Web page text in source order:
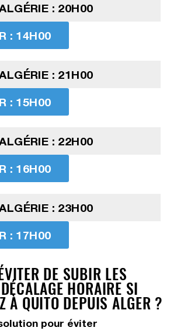
: 20H00
: 14H00
: 21H00
: 15H00
: 22H00
: 16H00
: 23H00
: 17H00
DE SUBIR LES
HORAIRE SI
À QUITO DEPUIS ALGER ?
pour éviter